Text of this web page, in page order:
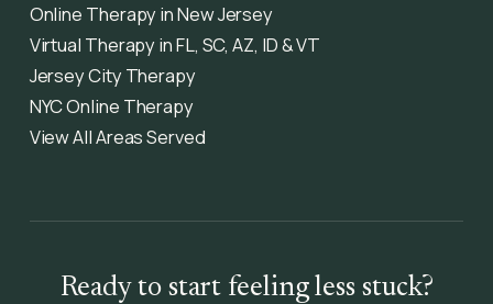
Online Therapy in New Jersey
Virtual Therapy in FL, SC, AZ, ID & VT
Jersey City Therapy
NYC Online Therapy
View All Areas Served
Ready to start feeling less stuck?